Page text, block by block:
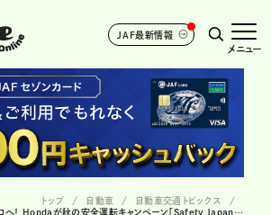
JAF最新情報
メニュー
トップ 自動車
自動車交通トピックス
高齢歩行者の交通事故ゼロへ！ Hondaが秋の安全運転キャンペーン「Safety Japan Action 2025秋」を開催